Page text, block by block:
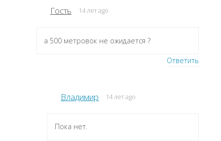
Гость 14 лет ago
а 500 метровок не ожидается ?
Ответить
Владимир 14 лет ago
Пока нет.